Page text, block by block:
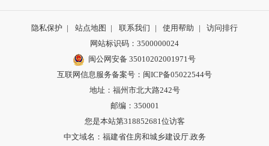
隐私保护 | 站点地图 | 联系我们 | 使用帮助 |
访问排行
网站标识码：3500000024
闽公网安备 35010202001971号
互联网信息服务备案号：闽ICP备05022544号
地址：福州市北大路242号
邮编：350001
您是本站第318852681 位访客
中文域名：福建省住房和城乡建设厅.政务